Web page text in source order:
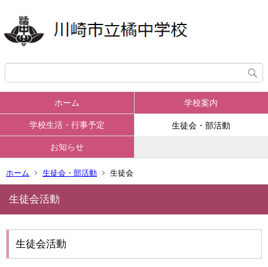
ホーム 学校案内
学校生活・行事予定 生徒会・部活動
お知らせ
ホーム 生徒会・部活動 生徒会
生徒会活動
生徒会活動